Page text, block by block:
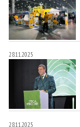
28.11.2025
28.11.2025